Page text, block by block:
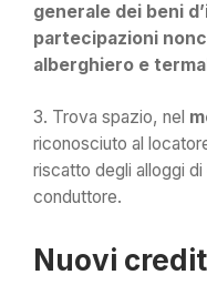
generale dei beni
partecipazioni
alberghiero e
3. Trova spazio, nel
riconosciuto al
riscatto degli alloggi
conduttore.
Nuovi